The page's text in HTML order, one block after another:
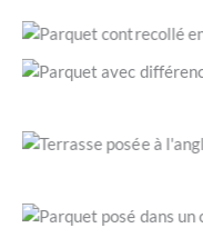
©
Parquet contrecollé
invisible, assemblé et
Parquet posé avec
soignée.
Terrasse posée à
/
Parquet à usage